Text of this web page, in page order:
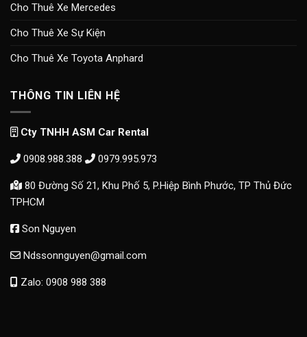
Cho Thuê Xe Mercedes
Cho Thuê Xe Sự Kiện
Cho Thuê Xe Toyota Anphard
THÔNG TIN LIÊN HỆ
Cty TNHH ASM Car Rental
0908.988.388 0979.995.973
80 Đường Số 21, Khu Phố 5, P.Hiệp Bình Phước, TP Thủ Đức
TPHCM
Son Nguyen
Ndssonnguyen@gmail.com
Zalo: 0908 988 388